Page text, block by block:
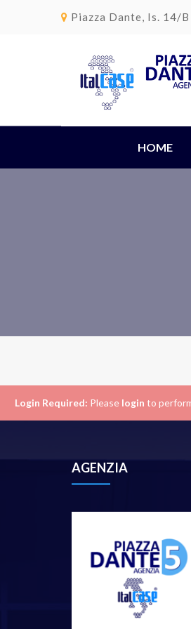
Piazza Dante, Is. 14/
HOME
Login Required: Please login to
AGENZIA